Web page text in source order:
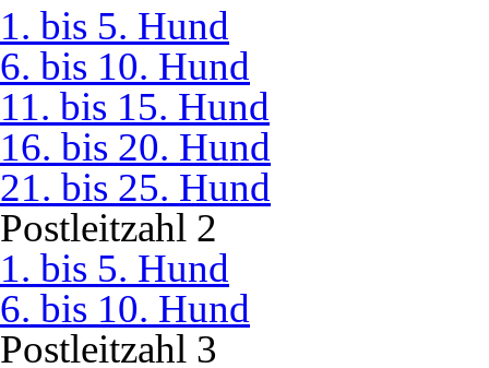
1. bis 5. Hund
6. bis 10. Hund
11. bis 15. Hund
16. bis 20. Hund
21. bis 25. Hund
Postleitzahl 2
1. bis 5. Hund
6. bis 10. Hund
Postleitzahl 3